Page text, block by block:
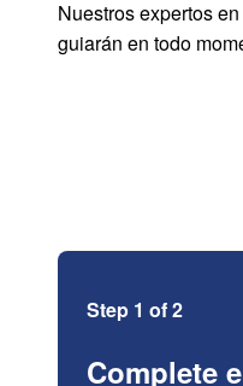
Nuestros expertos
guiarán en todo
Step 1 of 2
Complete